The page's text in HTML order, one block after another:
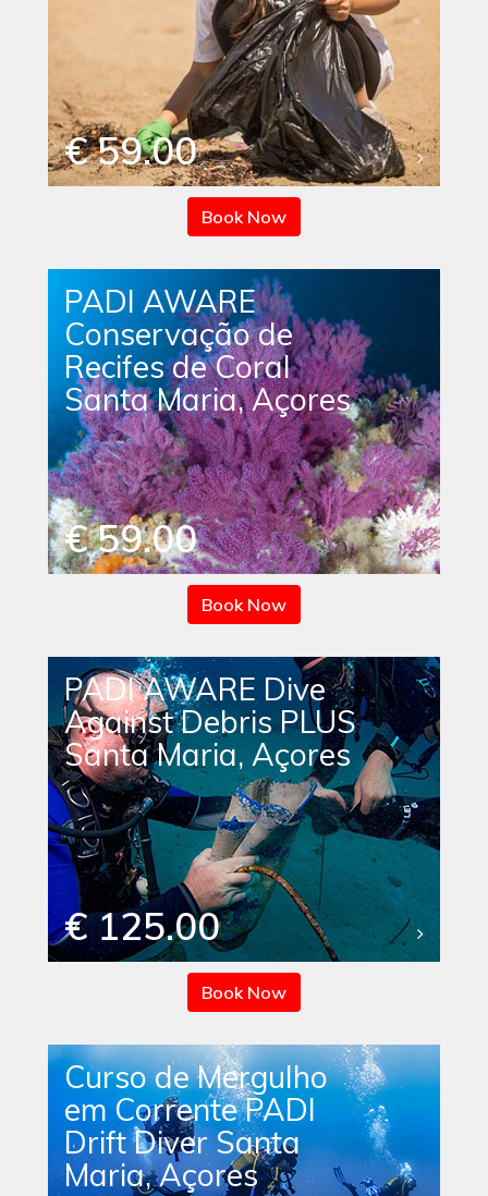
€ 59.00
Book Now
PADI AWARE
Conservação de
Recifes de Coral
Santa Maria, Açores
€ 59.00
Book Now
PADI AWARE Dive
Against Debris PLUS
Santa Maria, Açores
€ 125.00
Book Now
Curso de Mergulho
em Corrente PADI
Drift Diver Santa
Maria, Açores